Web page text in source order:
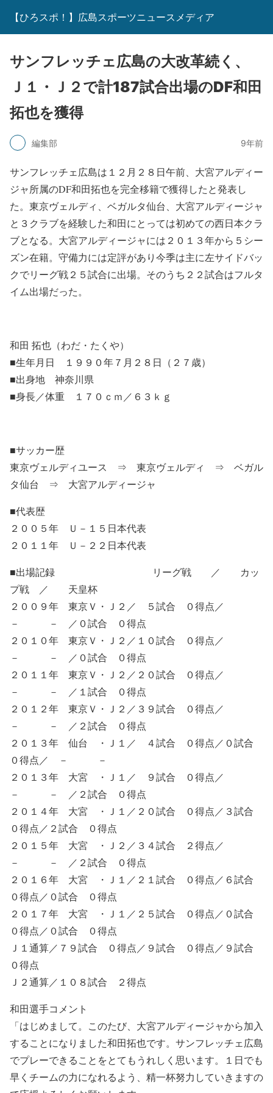
【ひろスポ！】広島スポーツニュースメディア
サンフレッチェ広島の大改革続く、
Ｊ１・Ｊ２で計187試合出場のDF和田
拓也を獲得
編集部 9年前
サンフレッチェ広島は１２月２８日午前、大宮アルディー
ジャ所属のDF和田拓也を完全移籍で獲得したと発表し
た。東京ヴェルディ、ベガルタ仙台、大宮アルディージャ
と３クラブを経験した和田にとっては初めての西日本クラ
ブとなる。大宮アルディージャには２０１３年から５シー
ズン在籍。守備力には定評があり今季は主に左サイドバッ
クでリーグ戦２５試合に出場。そのうち２２試合はフルタ
イム出場だった。
和田 拓也（わだ・たくや）
■生年月日 １９９０年７月２８日（２７歳）
■出身地 神奈川県
■身長／体重 １７０ｃｍ／６３ｋｇ
■サッカー歴
東京ヴェルディユース ⇒ 東京ヴェルディ ⇒ ベガル
タ仙台 ⇒ 大宮アルディージャ
■代表歴
２００５年 Ｕ－１５日本代表
２０１１年 Ｕ－２２日本代表
■出場記録 リーグ戦 ／ カッ
プ戦 ／ 天皇杯
２００９年 東京Ｖ・Ｊ２／ ５試合 ０得点／
－ － ／０試合 ０得点
２０１０年 東京Ｖ・Ｊ２／１０試合 ０得点／
－ － ／０試合 ０得点
２０１１年 東京Ｖ・Ｊ２／２０試合 ０得点／
－ － ／１試合 ０得点
２０１２年 東京Ｖ・Ｊ２／３９試合 ０得点／
－ － ／２試合 ０得点
２０１３年 仙台 ・Ｊ１／ ４試合 ０得点／０試合
０得点／ － －
２０１３年 大宮 ・Ｊ１／ ９試合 ０得点／
－ － ／２試合 ０得点
２０１４年 大宮 ・Ｊ１／２０試合 ０得点／３試合
０得点／２試合 ０得点
２０１５年 大宮 ・Ｊ２／３４試合 ２得点／
－ － ／２試合 ０得点
２０１６年 大宮 ・Ｊ１／２１試合 ０得点／６試合
０得点／０試合 ０得点
２０１７年 大宮 ・Ｊ１／２５試合 ０得点／０試合
０得点／０試合 ０得点
Ｊ１通算／７９試合 ０得点／９試合 ０得点／９試合
０得点
Ｊ２通算／１０８試合 ２得点
和田選手コメント
「はじめまして。このたび、大宮アルディージャから加入
することになりました和田拓也です。サンフレッチェ広島
でプレーできることをとてもうれしく思います。１日でも
早くチームの力になれるよう、精一杯努力していきますの